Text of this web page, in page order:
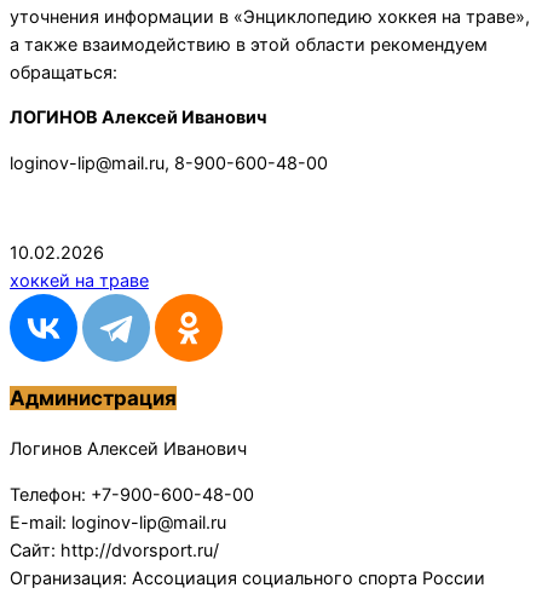
уточнения информации в «Энциклопедию хоккея на траве»,
а также взаимодействию в этой области рекомендуем
обращаться:
ЛОГИНОВ Алексей Иванович
loginov-lip@mail.ru, 8-900-600-48-00
2026-
02-
10
10.02.2026
хоккей на траве
Администрация
Логинов Алексей Иванович
Телефон: +7-900-600-48-00
E-mail: loginov-lip@mail.ru
Сайт: http://dvorsport.ru/
Огранизация: Ассоциация социального спорта России